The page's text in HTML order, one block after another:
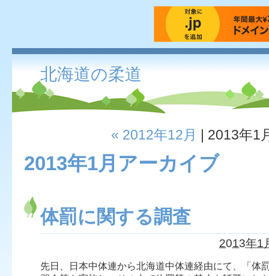
北海道の柔道
« 2012年12月 | 2013年1
2013年1月アーカイブ
体罰に関する調査
2013年1
先日、日本中体連から北海道中体連経由にて、「体